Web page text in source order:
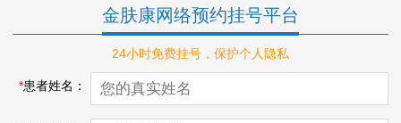
金肤康网络预约挂号平台
24小时免费挂号，保护个人隐私
*患者姓名：